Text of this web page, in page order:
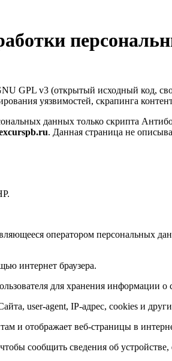
GPL v3 (открытый исходный код,
уязвимостей, скрапинга
данных только скрипта
. Данная страница не
оператором персональных
интернет браузера.
для хранения информации о
user-agent, IP-адрес, cookies и
и отображает веб-страницы в
сообщить сведения об